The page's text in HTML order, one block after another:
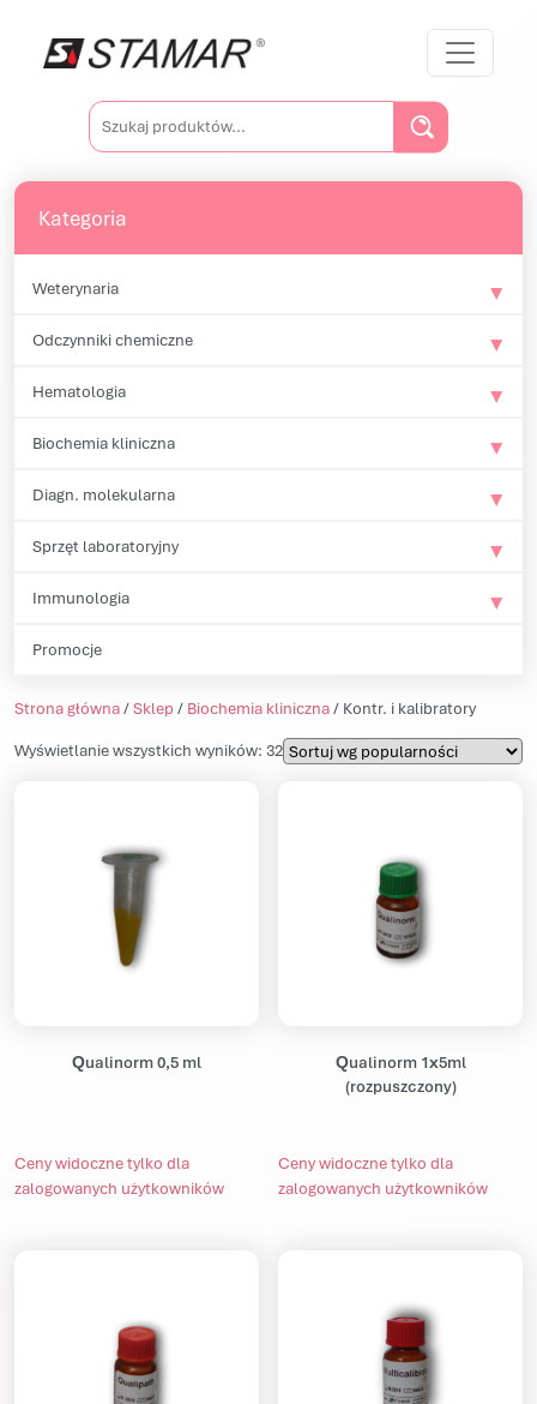
Main Navigation
Szukaj:
Kategoria
Weterynaria
Odczynniki chemiczne
Hematologia
Biochemia kliniczna
Diagn. molekularna
Sprzęt laboratoryjny
Immunologia
Promocje
Strona główna/Sklep / Biochemia kliniczna/ Kontr. i kalibratory
Wyświetlanie wszystkich wyników: 32Posortowane według popularności
Qualinorm 0,5 ml
Ceny widoczne tylko dla
zalogowanych użytkowników
Qualinorm 1x5ml
(rozpuszczony)
Ceny widoczne tylko dla
zalogowanych użytkowników